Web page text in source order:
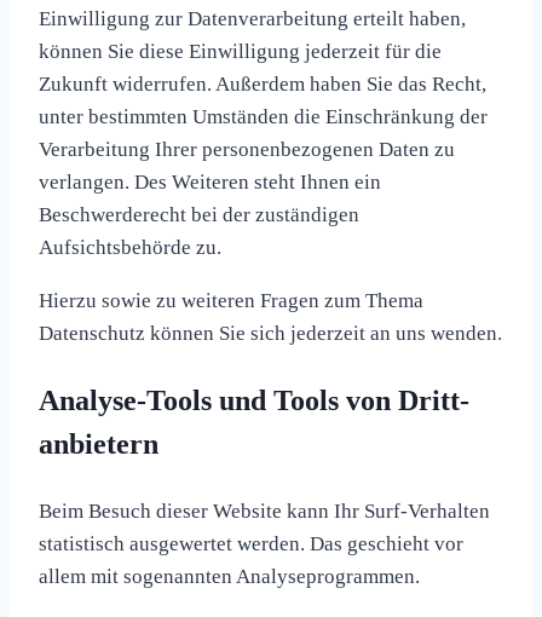
Einwilligung zur Datenverarbeitung erteilt haben,
können Sie diese Einwilligung jederzeit für die
Zukunft widerrufen. Außerdem haben Sie das Recht,
unter bestimmten Umständen die Einschränkung der
Verarbeitung Ihrer personenbezogenen Daten zu
verlangen. Des Weiteren steht Ihnen ein
Beschwerderecht bei der zuständigen
Aufsichtsbehörde zu.
Hierzu sowie zu weiteren Fragen zum Thema
Datenschutz können Sie sich jederzeit an uns wenden.
Analyse-Tools und Tools von Dritt­
anbietern
Beim Besuch dieser Website kann Ihr Surf-Verhalten
statistisch ausgewertet werden. Das geschieht vor
allem mit sogenannten Analyseprogrammen.